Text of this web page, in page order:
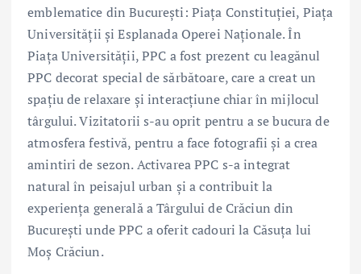
emblematice din București: Piața Constituției, Piața
Universității și Esplanada Operei Naționale. În
Piața Universității, PPC a fost prezent cu leagănul
PPC decorat special de sărbătoare, care a creat un
spațiu de relaxare și interacțiune chiar în mijlocul
târgului. Vizitatorii s-au oprit pentru a se bucura de
atmosfera festivă, pentru a face fotografii și a crea
amintiri de sezon. Activarea PPC s-a integrat
natural în peisajul urban și a contribuit la
experiența generală a Târgului de Crăciun din
București unde PPC a oferit cadouri la Căsuța lui
Moș Crăciun.